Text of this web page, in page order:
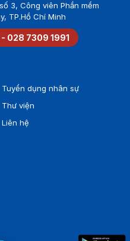
3, Công viên Phần mềm
TP.Hồ Chí Minh
- 028 7309 1991
Tuyển dụng nhân sự
Thư viện
Liên hệ